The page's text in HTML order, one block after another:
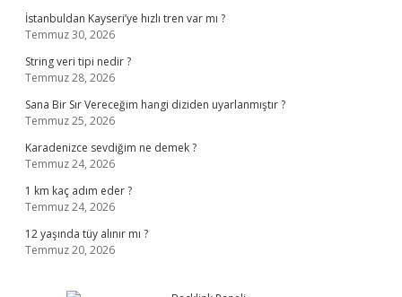
İstanbuldan Kayseri’ye hızlı tren var mı ?
Temmuz 30, 2026
String veri tipi nedir ?
Temmuz 28, 2026
Sana Bir Sır Vereceğim hangi diziden uyarlanmıştır ?
Temmuz 25, 2026
Karadenizce sevdiğim ne demek ?
Temmuz 24, 2026
1 km kaç adım eder ?
Temmuz 24, 2026
12 yaşında tüy alınır mı ?
Temmuz 20, 2026